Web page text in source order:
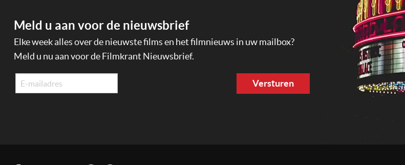
Meld u aan voor de nieuwsbrief
Elke week alles over de nieuwste films en het filmnieuws in uw mailbox?
Meld u nu aan voor de Filmkrant Nieuwsbrief.